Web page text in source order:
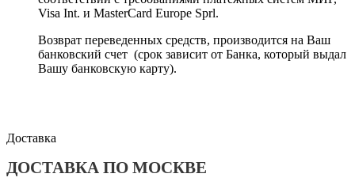
Visa Int. и MasterCard Europe Sprl.
Возврат переведенных средств, производится на Ваш
банковский счет (срок зависит от Банка, который выдал
Вашу банковскую карту).
Доставка
ДОСТАВКА ПО МОСКВЕ